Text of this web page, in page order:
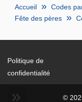
Accueil Codes
Fête des pères
Politique de
confidentialité
©